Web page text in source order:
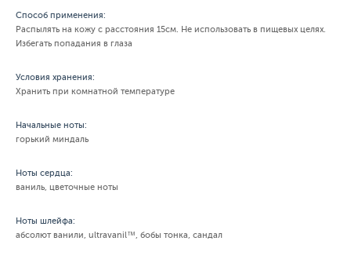
Способ применения:
Распылять на кожу с расстояния 15см. Не использовать в пищевых целях.
Избегать попадания в глаза
Условия хранения:
Хранить при комнатной температуре
Начальные ноты:
горький миндаль
Ноты сердца:
ваниль, цветочные ноты
Ноты шлейфа:
абсолют ванили, ultravanil™, бобы тонка, сандал